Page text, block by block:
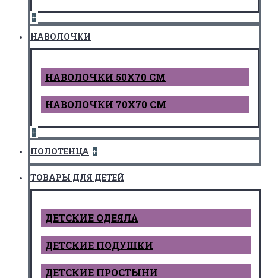
+
НАВОЛОЧКИ
НАВОЛОЧКИ 50Х70 СМ
НАВОЛОЧКИ 70Х70 СМ
+
ПОЛОТЕНЦА +
ТОВАРЫ ДЛЯ ДЕТЕЙ
ДЕТCКИЕ ОДЕЯЛА
ДЕТСКИЕ ПОДУШКИ
ДЕТСКИЕ ПРОСТЫНИ